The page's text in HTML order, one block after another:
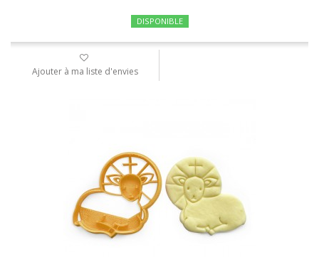
DISPONIBLE
Ajouter à ma liste d'envies